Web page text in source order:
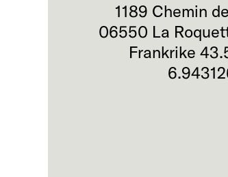
1189 Chemin
06550 La
Frankrike